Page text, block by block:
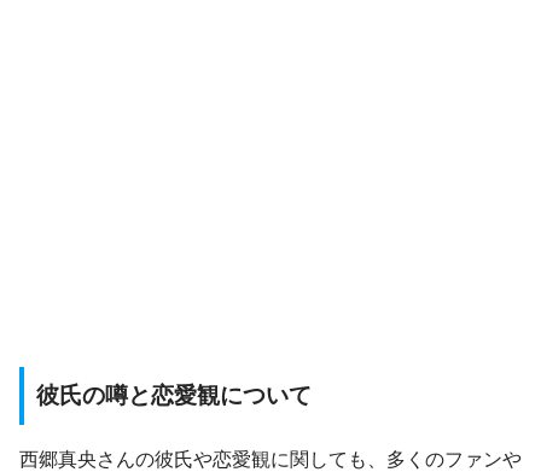
彼氏の噂と恋愛観について
西郷真央さんの彼氏や恋愛観に関しても、多くのファンや